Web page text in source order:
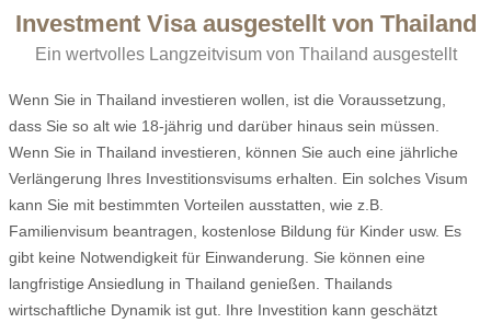
Investment Visa ausgestellt von Thailand
Ein wertvolles Langzeitvisum von Thailand ausgestellt
Wenn Sie in Thailand investieren wollen, ist die Voraussetzung,
dass Sie so alt wie 18-jährig und darüber hinaus sein müssen.
Wenn Sie in Thailand investieren, können Sie auch eine jährliche
Verlängerung Ihres Investitionsvisums erhalten. Ein solches Visum
kann Sie mit bestimmten Vorteilen ausstatten, wie z.B.
Familienvisum beantragen, kostenlose Bildung für Kinder usw. Es
gibt keine Notwendigkeit für Einwanderung. Sie können eine
langfristige Ansiedlung in Thailand genießen. Thailands
wirtschaftliche Dynamik ist gut. Ihre Investition kann geschätzt